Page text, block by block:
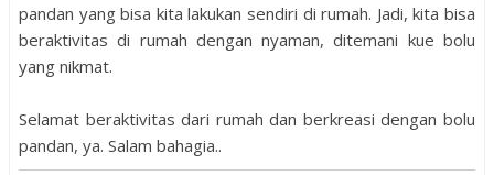
pandan yang bisa kita lakukan sendiri di rumah. Jadi, kita bisa
beraktivitas di rumah dengan nyaman, ditemani kue bolu
yang nikmat.
Selamat beraktivitas dari rumah dan berkreasi dengan bolu
pandan, ya. Salam bahagia..